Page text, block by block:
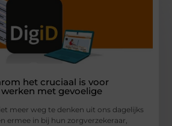
het cruciaal is voor
met gevoelige
meer weg te denken uit ons dagelijks
ermee in bij hun zorgverzekeraar,